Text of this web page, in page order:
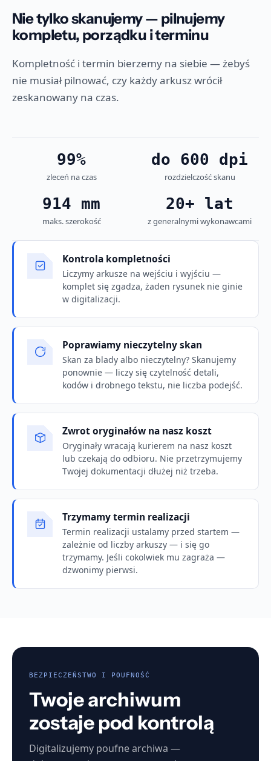
Nie tylko skanujemy — pilnujemy
kompletu, porządku i terminu
Kompletność i termin bierzemy na siebie — żebyś
nie musiał pilnować, czy każdy arkusz wrócił
zeskanowany na czas.
99%
zleceń na czas
do 600 dpi
rozdzielczość skanu
914 mm
maks. szerokość
20+ lat
z generalnymi wykonawcami
Kontrola kompletności
Liczymy arkusze na wejściu i wyjściu —
komplet się zgadza, żaden rysunek nie ginie
w digitalizacji.
Poprawiamy nieczytelny skan
Skan za blady albo nieczytelny? Skanujemy
ponownie — liczy się czytelność detali,
kodów i drobnego tekstu, nie liczba podejść.
Zwrot oryginałów na nasz koszt
Oryginały wracają kurierem na nasz koszt
lub czekają do odbioru. Nie przetrzymujemy
Twojej dokumentacji dłużej niż trzeba.
Trzymamy termin realizacji
Termin realizacji ustalamy przed startem —
zależnie od liczby arkuszy — i się go
trzymamy. Jeśli cokolwiek mu zagraża —
dzwonimy pierwsi.
BEZPIECZEŃSTWO I POUFNOŚĆ
Twoje archiwum
zostaje pod kontrolą
Digitalizujemy poufne archiwa —